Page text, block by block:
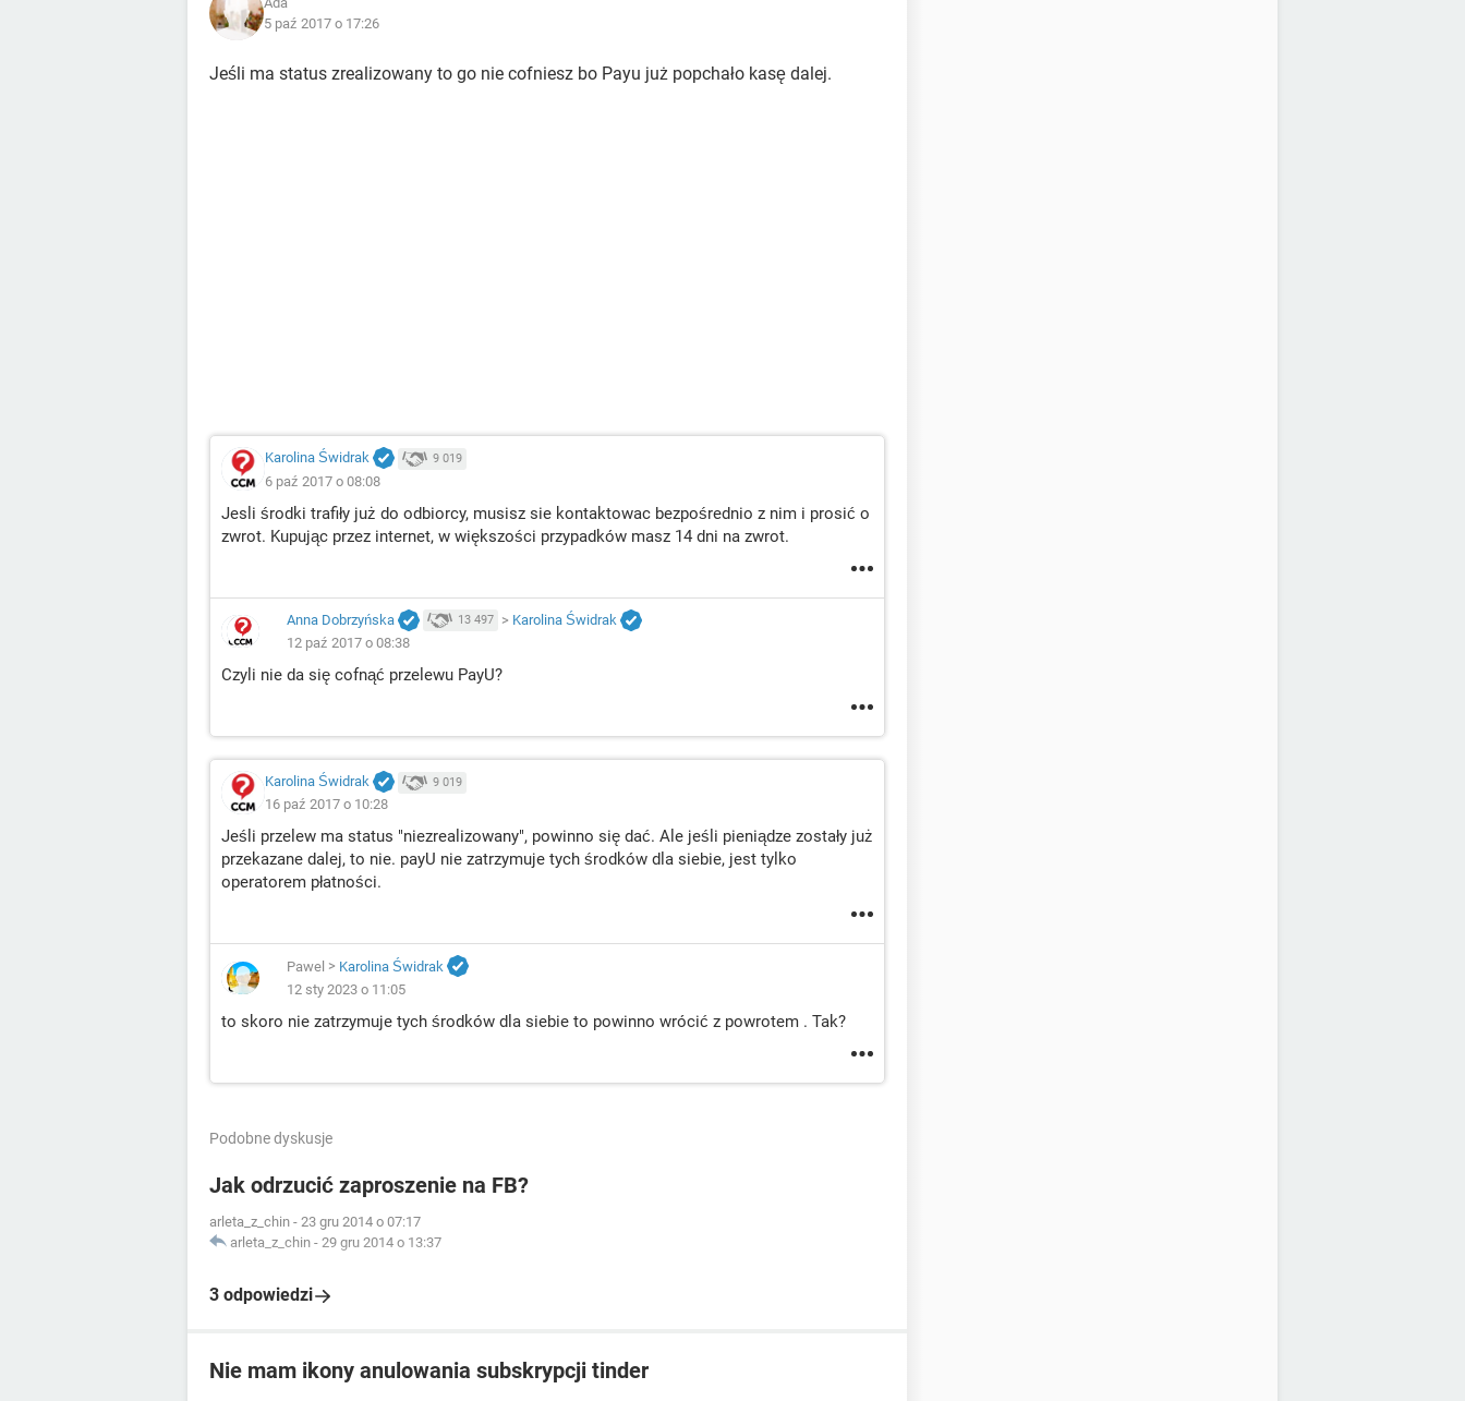
5 paź 2017 o 17:26
Jeśli ma status zrealizowany to go nie cofniesz bo Payu już popchało kasę dalej.
Karolina Świdrak 9 019
6 paź 2017 o 08:08
Jesli środki trafiły już do odbiorcy, musisz sie kontaktowac bezpośrednio z nim i prosić o
zwrot. Kupując przez internet, w większości przypadków masz 14 dni na zwrot.
Anna Dobrzyńska 13 497 > Karolina Świdrak
12 paź 2017 o 08:38
Czyli nie da się cofnąć przelewu PayU?
Karolina Świdrak 9 019
16 paź 2017 o 10:28
Jeśli przelew ma status "niezrealizowany", powinno się dać. Ale jeśli pieniądze zostały już
przekazane dalej, to nie. payU nie zatrzymuje tych środków dla siebie, jest tylko
operatorem płatności.
Pawel > Karolina Świdrak
12 sty 2023 o 11:05
to skoro nie zatrzymuje tych środków dla siebie to powinno wrócić z powrotem . Tak?
Podobne dyskusje
Jak odrzucić zaproszenie na FB?
arleta_z_chin - 23 gru 2014 o 07:17
arleta_z_chin - 29 gru 2014 o 13:37
3 odpowiedzi
Nie mam ikony anulowania subskrypcji tinder